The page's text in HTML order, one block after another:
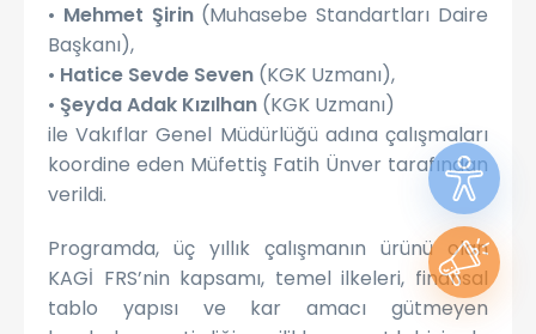
• Mehmet Şirin(Muhasebe Standartları Daire
Başkanı),
• Hatice Sevde Seven (KGK Uzmanı),
• Şeyda Adak Kızılhan (KGK Uzmanı)
ile Vakıflar Genel Müdürlüğü adına çalışmaları
koordine eden Müfettiş Fatih Ünver tarafından
verildi.
Programda, üç yıllık çalışmanın ürünü olan
KAGİ FRS’nin kapsamı, temel ilkeleri, finansal
tablo yapısı ve kar amacı gütmeyen